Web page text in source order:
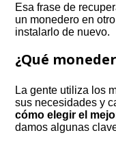
Esa frase de
un monedero en
instalarlo de nuevo.
¿Qué
La gente utiliza los
sus necesidades y
cómo elegir el
damos algunas